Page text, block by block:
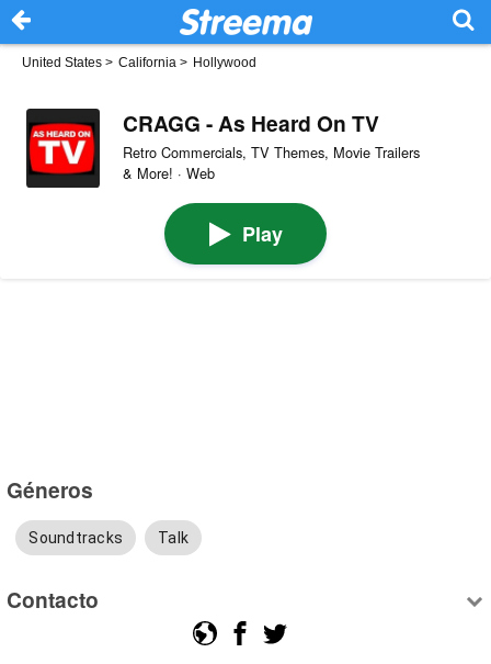
United States > California > Hollywood
CRAGG - As Heard On TV
Retro Commercials, TV Themes, Movie Trailers
& More! · Web
Play
Géneros
Soundtracks Talk
Contacto